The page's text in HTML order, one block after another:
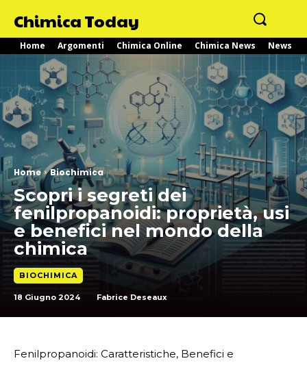
Chimica Today
Home Argomenti Chimica Online Chimica News News
Home Biochimica
Scopri i segreti dei
fenilpropanoidi: proprietà, usi
e benefici nel mondo della
chimica
BIOCHIMICA
18 Giugno 2024 Fabrice Deseaux
Fenilpropanoidi: Caratteristiche, Benefici e